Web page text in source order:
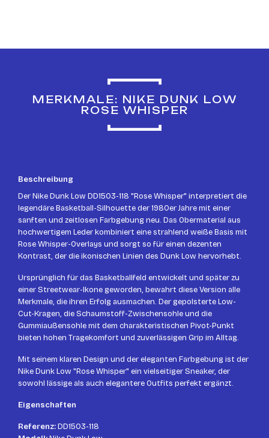
MERKMALE: NIKE DUNK LOW
ROSE WHISPER
Beschreibung
Der Nike Dunk Low DD1503-118 "Rose Whisper" interpretiert die
legendäre Basketball-Silhouette der 1980er Jahre mit einer
sanften und zeitlosen Farbgebung neu. Das Obermaterial aus
hochwertigem Leder kombiniert eine strahlend weiße Basis mit
Rose Whisper-Overlays und sorgt so für einen dezenten
Kontrast, der die ikonischen Linien des Dunk Low hervorhebt.
Ursprünglich für das Basketballfeld entwickelt und später zu
einer Streetwear-Ikone geworden, bewahrt diese Version alle
Merkmale, die ihren Erfolg ausmachen. Der gepolsterte Low-
Cut-Kragen, die Schaumstoff-Zwischensohle und die
Gummiaußensohle mit dem charakteristischen Pivot-Punkt
bieten hohen Tragekomfort und zuverlässigen Grip im Alltag.
Mit seinem klaren Design und der eleganten Farbgebung ist der
Nike Dunk Low "Rose Whisper" ein vielseitiger Sneaker, der
sowohl lässige als auch elegantere Outfits perfekt ergänzt.
Eigenschaften
Referenz:DD1503-118